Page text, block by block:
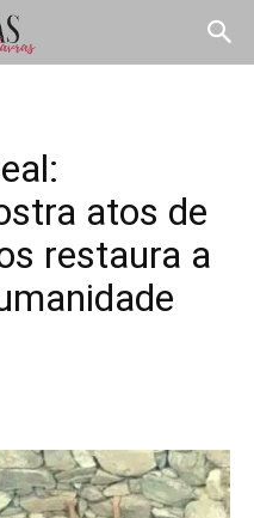
atos de
restaura a